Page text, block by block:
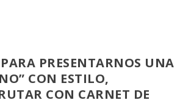
PRESENTARNOS UNA
CON ESTILO,
CON CARNET DE